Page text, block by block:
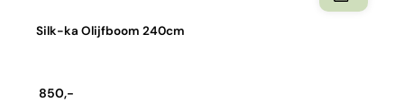
Silk-ka Olijfboom 240cm
850,-